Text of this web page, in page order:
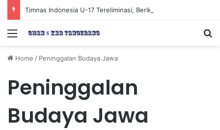
Menu
Home / Peninggalan Budaya Jawa
Peninggalan
Budaya Jawa